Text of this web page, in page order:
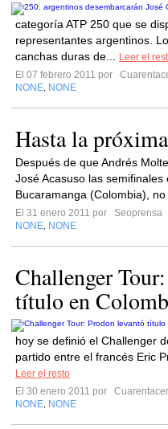
categoría ATP 250 que se
representantes argentinos.
canchas duras de...
Leer el
El 07 febrero 2011 por
NONE NONE
Hasta la
Después de que Andrés
José Acasuso las
Bucaramanga (Colombia), no
El 31 enero 2011 por
Seoprensa
NONE NONE
Challenger
título en
hoy se definió el Challenger
partido entre el francés Eric
Leer el resto
El 30 enero 2011 por
NONE NONE